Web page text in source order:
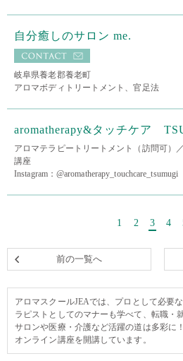
自分癒しのサロン me.
岐阜県養老郡養老町
アロマボディトリートメント、官足法
aromatherapy&タッチケア
アロマテラピートリートメント（訪問可）
講座
Instagram：@aromatherapy_touchcare_tsumugi
前の一覧へ
1 2 3 4
アロマスクールJEAでは、プロとして必要
ラピストとしてのマナーも学べて、転職・
サロンや医療・介護など活躍の道は多彩に
オンライン講座を開講しています。